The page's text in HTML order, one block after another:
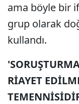
ama böyle bir
grup olarak
kullandı.
RİAYET